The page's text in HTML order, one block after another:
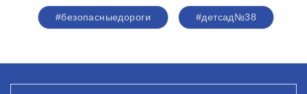
#безопасныедороги #детсад№38